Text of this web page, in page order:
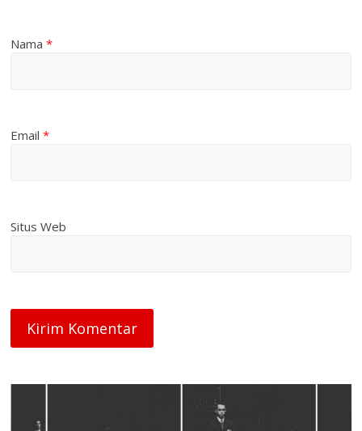
Nama*
Email*
Situs Web